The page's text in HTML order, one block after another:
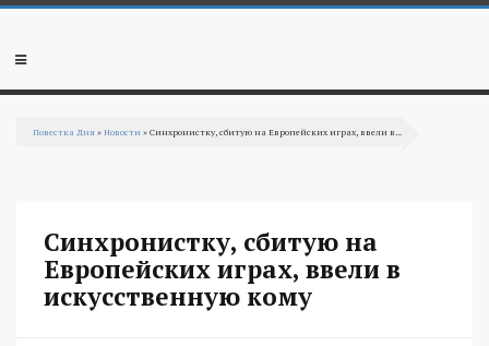
Перейти к основному содержанию
Мобильное
Повестка Дня »Новости » Синхронистку, сбитую на Европейских играх, ввели в...
Синхронистку, сбитую на
Европейских играх, ввели в
искусственную кому